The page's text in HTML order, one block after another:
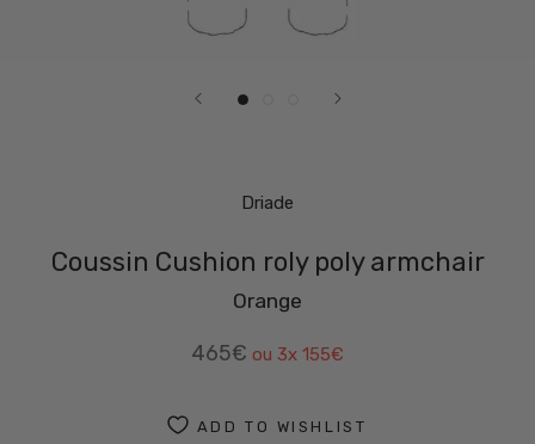
Driade
Coussin Cushion roly poly armchair
Orange
465€ ou 3x 155€
ADD TO WISHLIST